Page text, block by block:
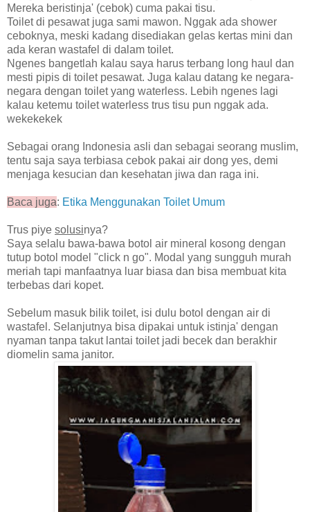
Mereka beristinja' (cebok) cuma pakai tisu.
Toilet di pesawat juga sami mawon. Nggak ada shower
ceboknya, meski kadang disediakan gelas kertas mini dan
ada keran wastafel di dalam toilet.
Ngenes bangetlah kalau saya harus terbang long haul dan
mesti pipis di toilet pesawat. Juga kalau datang ke negara-
negara dengan toilet yang waterless. Lebih ngenes lagi
kalau ketemu toilet waterless trus tisu pun nggak ada.
wekekekek
Sebagai orang Indonesia asli dan sebagai seorang muslim,
tentu saja saya terbiasa cebok pakai air dong yes, demi
menjaga kesucian dan kesehatan jiwa dan raga ini.
Baca juga: Etika Menggunakan Toilet Umum
Trus piye solusinya?
Saya selalu bawa-bawa botol air mineral kosong dengan
tutup botol model "click n go". Modal yang sungguh murah
meriah tapi manfaatnya luar biasa dan bisa membuat kita
terbebas dari kopet.
Sebelum masuk bilik toilet, isi dulu botol dengan air di
wastafel. Selanjutnya bisa dipakai untuk istinja' dengan
nyaman tanpa takut lantai toilet jadi becek dan berakhir
diomelin sama janitor.